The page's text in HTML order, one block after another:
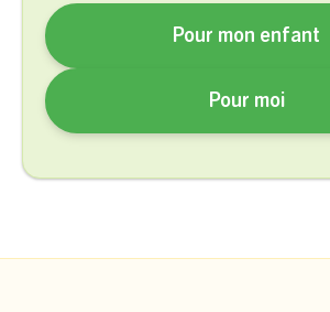
Pour mon enfant
Pour moi